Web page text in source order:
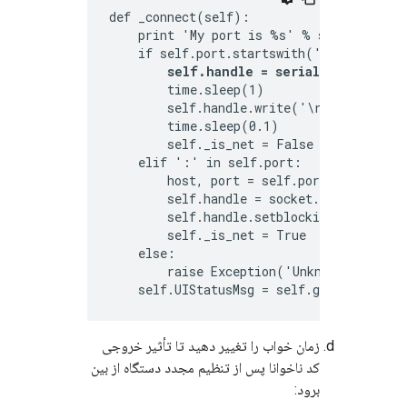
def _connect(self):
    print 'My port is %s' % self.port
    if self.port.startswith('COM'):
self.handle =
        time.sleep(1)
        self.handle.write('\r\n')
        time.sleep(0.1)
        self._is_net = False
    elif ':' in self.port:
host, port =
self.handle =
        self.handle.setblocking(0)
        self._is_net = True
    else:
raise Exception('Unknown port
self.UIStatusMsg =
زمان خواب را تغییر دهید تا تأثیر خروجی
کد ناخوانا پس از تنظیم مجدد دستگاه از بین
برود: